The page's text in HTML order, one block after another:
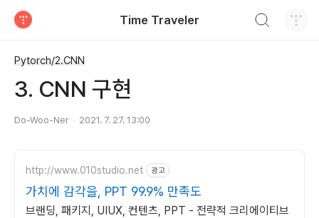
Time Traveler
Pytorch/2.CNN
3. CNN 구현
Do-Woo-Ner 2021. 7. 27. 13:00
http://www.010studio.net 광고
가치에 감각을, PPT 99.9% 만족도
브랜딩, 패키지, UIUX, 컨텐츠, PPT - 전략적 크리에이티브